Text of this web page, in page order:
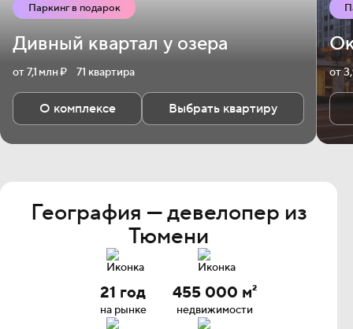
Паркинг в подарок
Дивный квартал у озера
от 7,1 млн ₽ 71 квартира
О комплексе Выбрать квартиру
от
География — девелопер из
Тюмени
на рынке
21 год
недвижимости
455 000 м²